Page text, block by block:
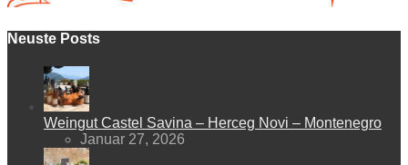
Neuste Posts
Weingut Castel Savina – Herceg Novi – Montenegro
Januar 27, 2026